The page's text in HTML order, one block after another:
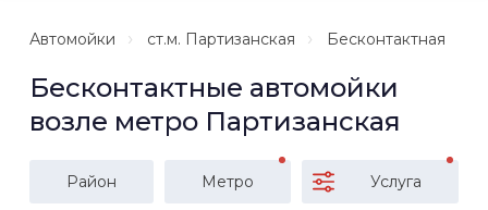
Автомойки ст.м. Партизанская Бесконтактная
Бесконтактные автомойки
возле метро Партизанская
Район Метро Услуга